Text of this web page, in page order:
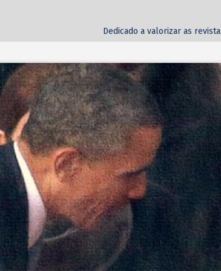
de ferramentas
Dedicado a valorizar as